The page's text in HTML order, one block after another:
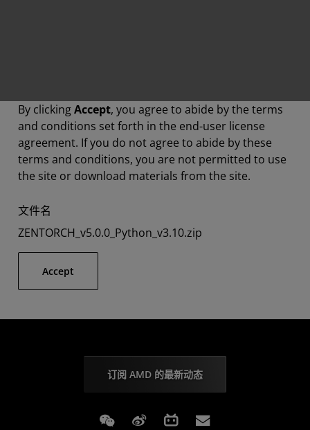
By clickingAccept, you agree to abide by the terms
and conditions set forth in the end-user license
agreement. If you do not agree to abide by these
terms and conditions, you are not permitted to use
the site or download materials from the site.
文件名
ZENTORCH_v5.0.0_Python_v3.10.zip
Accept
订阅 AMD 的最新动态
Weixin Weibo Bilibili